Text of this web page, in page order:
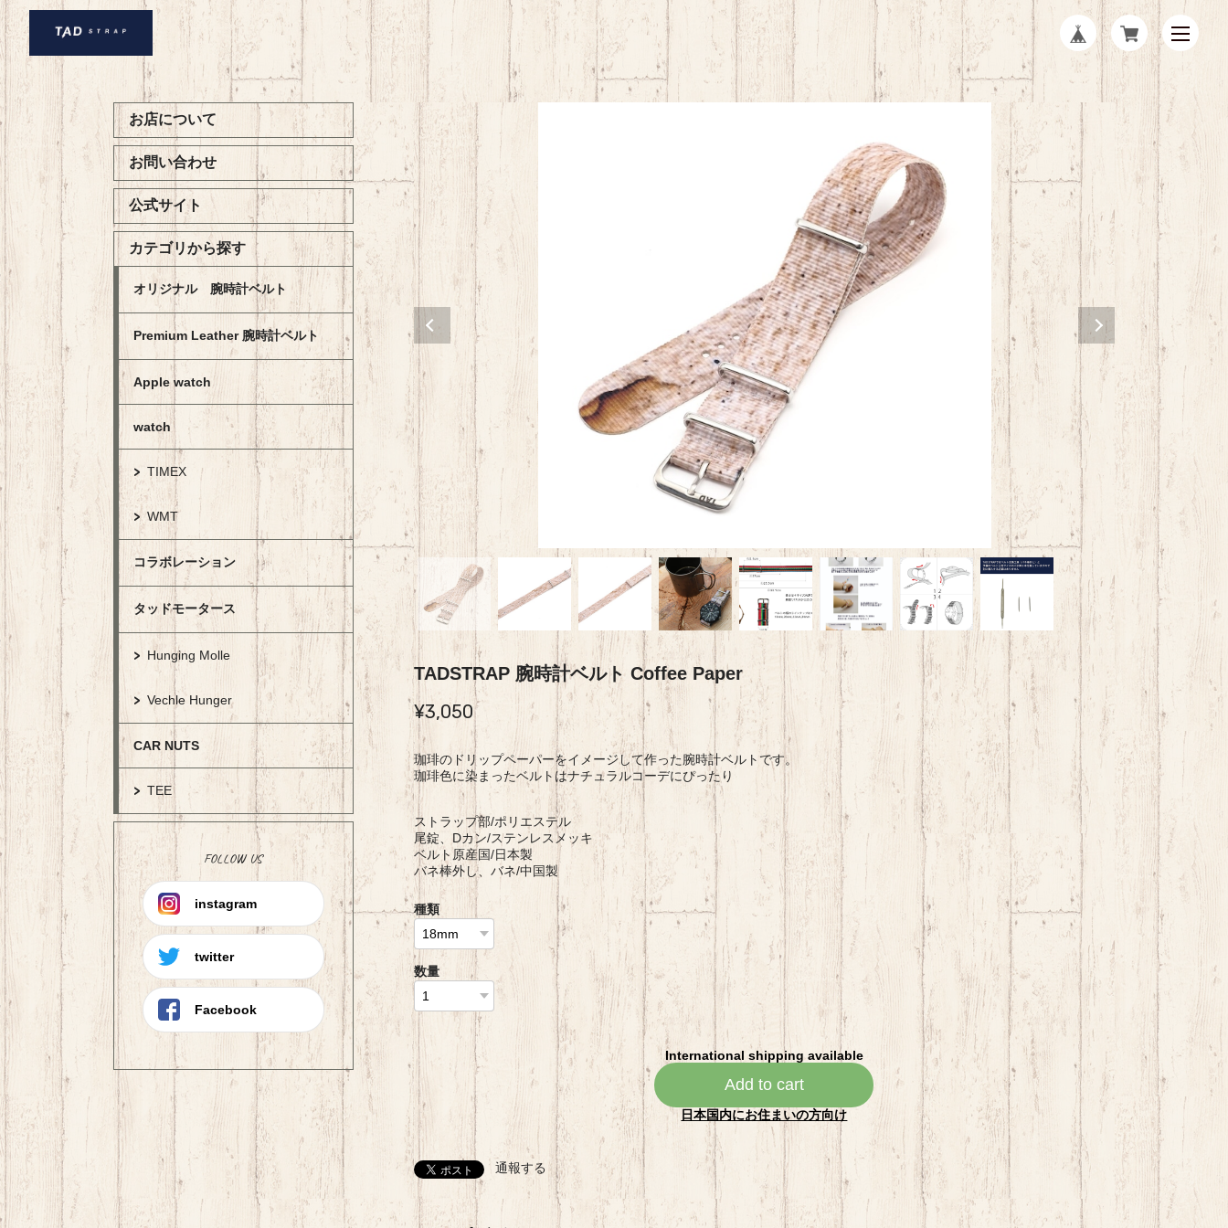
お店について
お問い合わせ
公式サイト
カテゴリから探す
オリジナル 腕時計ベルト
Premium Leather 腕時計ベルト
Apple watch
watch
TIMEX
WMT
コラボレーション
タッドモータース
Hunging Molle
Vechle Hunger
CAR NUTS
TEE
FOLLOW US
instagram
twitter
Facebook
TADSTRAP 腕時計ベルト Coffee Paper
¥3,050
珈琲のドリップペーパーをイメージして作った腕時計ベルトです。
珈琲色に染まったベルトはナチュラルコーデにぴったり
ストラップ部/ポリエステル
尾錠、Dカン/ステンレスメッキ
ベルト原産国/日本製
バネ棒外し、バネ/中国製
種類
数量
International shipping available
Add to cart
日本国内にお住まいの方向け
通報する